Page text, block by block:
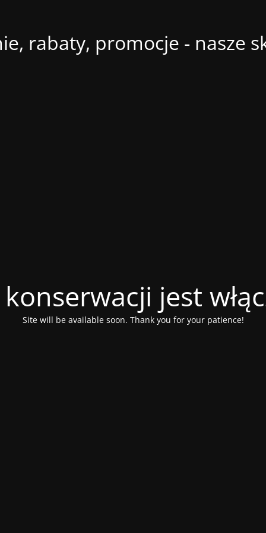
rabaty, promocje - nasze
jest
Site will be available soon. Thank you for your patience!